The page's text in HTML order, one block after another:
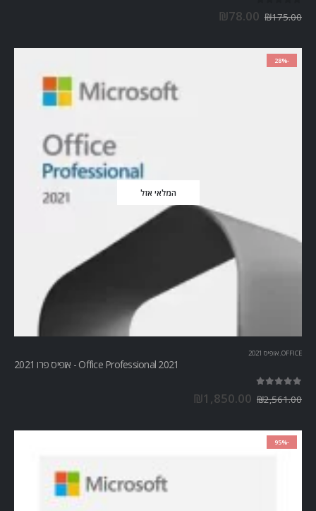
₪175.00
₪78.00
-28%
המלאי אזל
OFFICE
, אופיס 2021
Office Professional 2021 - אופיס פרו 2021
₪2,561.00
₪1,850.00
-95%